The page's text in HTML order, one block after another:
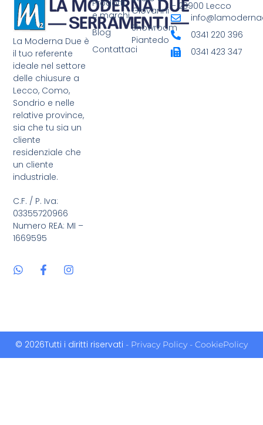
La Moderna Due è
il tuo referente
ideale nel settore
delle chiusure a
Lecco, Como,
Sondrio e nelle
relative province,
sia che tu sia un
cliente
residenziale che
un cliente
industriale.
C.F. / P. Iva:
03355720966
Numero REA: MI –
1669595
Giovanni
Showroom
Piantedo
Prodotti
e marchi
Blog
Contattaci
– 23900 Lecco
0341 220 396
0341 423 347
© 2026Tutti i diritti riservati - Privacy Policy - CookiePolicy